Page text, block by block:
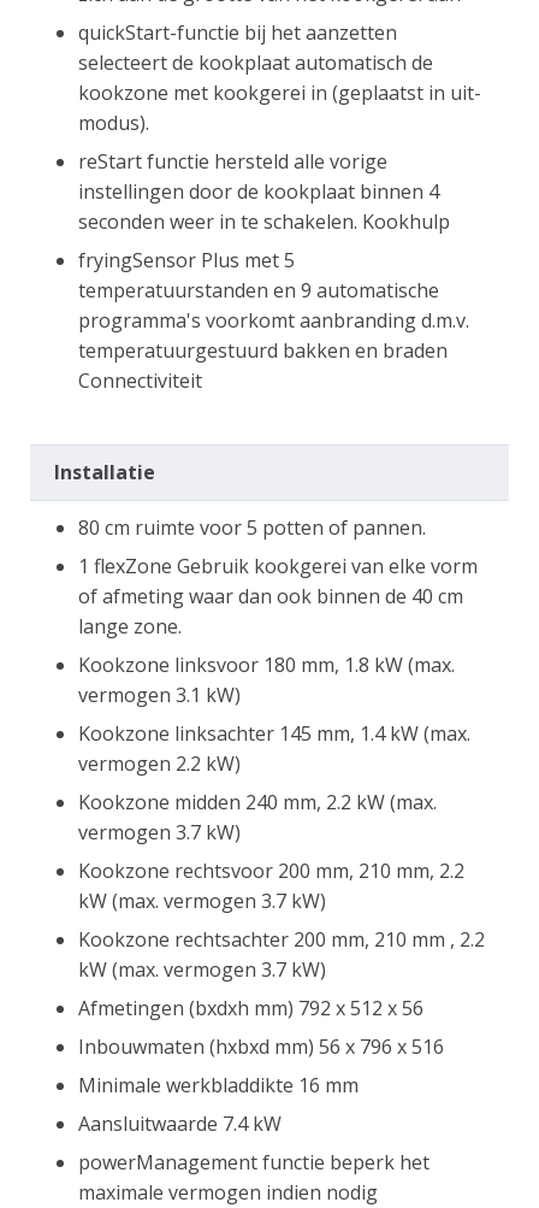
quickStart-functie bij het aanzetten
selecteert de kookplaat automatisch de
kookzone met kookgerei in (geplaatst in uit-
modus).
reStart functie hersteld alle vorige
instellingen door de kookplaat binnen 4
seconden weer in te schakelen. Kookhulp
fryingSensor Plus met 5
temperatuurstanden en 9 automatische
programma's voorkomt aanbranding d.m.v.
temperatuurgestuurd bakken en braden
Connectiviteit
Installatie
80 cm ruimte voor 5 potten of pannen.
1 flexZone Gebruik kookgerei van elke vorm
of afmeting waar dan ook binnen de 40 cm
lange zone.
Kookzone linksvoor 180 mm, 1.8 kW (max.
vermogen 3.1 kW)
Kookzone linksachter 145 mm, 1.4 kW (max.
vermogen 2.2 kW)
Kookzone midden 240 mm, 2.2 kW (max.
vermogen 3.7 kW)
Kookzone rechtsvoor 200 mm, 210 mm, 2.2
kW (max. vermogen 3.7 kW)
Kookzone rechtsachter 200 mm, 210 mm , 2.2
kW (max. vermogen 3.7 kW)
Afmetingen (bxdxh mm) 792 x 512 x 56
Inbouwmaten (hxbxd mm) 56 x 796 x 516
Minimale werkbladdikte 16 mm
Aansluitwaarde 7.4 kW
powerManagement functie beperk het
maximale vermogen indien nodig